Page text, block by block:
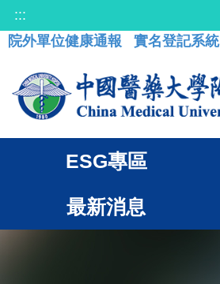
:::
院外單位健康通報
實名登記系統
ESG專區
最新消息